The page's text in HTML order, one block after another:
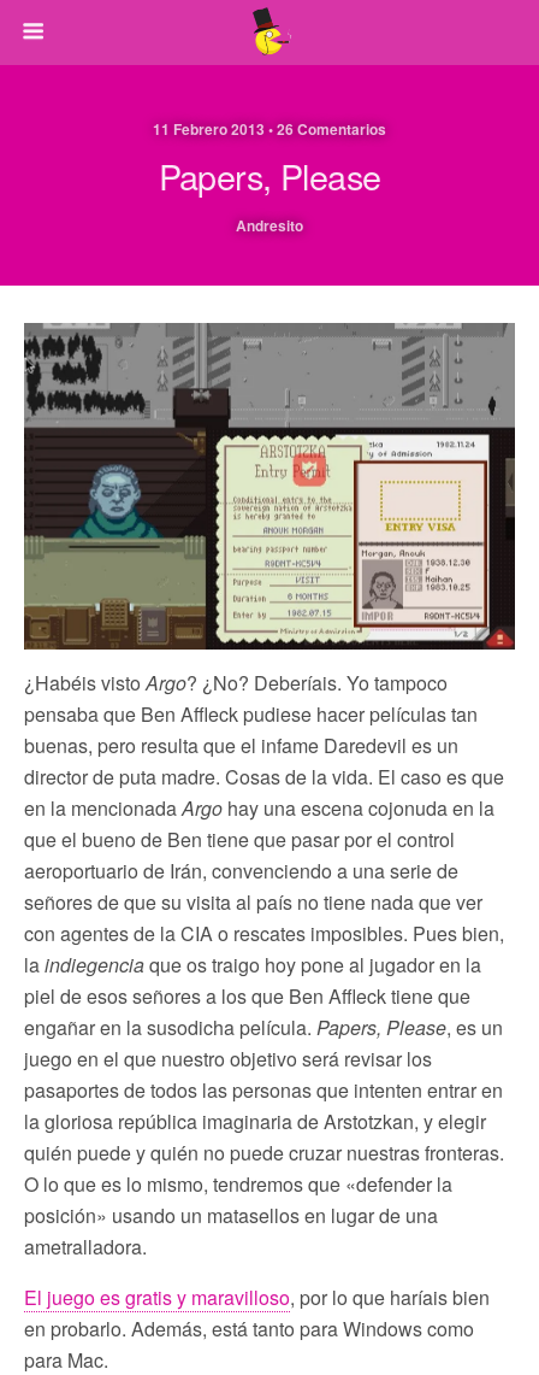
11 Febrero 2013 • 26 Comentarios
Papers, Please
Andresito
¿Habéis vistoArgo? ¿No? Deberíais. Yo tampoco
pensaba que Ben Affleck pudiese hacer películas tan
buenas, pero resulta que el infame Daredevil es un
director de puta madre. Cosas de la vida. El caso es que
en la mencionadaArgo hay una escena cojonuda en la
que el bueno de Ben tiene que pasar por el control
aeroportuario de Irán, convenciendo a una serie de
señores de que su visita al país no tiene nada que ver
con agentes de la CIA o rescates imposibles. Pues bien,
laindiegenciaque os traigo hoy pone al jugador en la
piel de esos señores a los que Ben Affleck tiene que
engañar en la susodicha película. Papers, Please, es un
juego en el que nuestro objetivo será revisar los
pasaportes de todos las personas que intenten entrar en
la gloriosa república imaginaria de Arstotzkan, y elegir
quién puede y quién no puede cruzar nuestras fronteras.
O lo que es lo mismo, tendremos que «defender la
posición» usando un matasellos en lugar de una
ametralladora.
El juego es gratis y maravilloso, por lo que haríais bien
en probarlo. Además, está tanto para Windows como
para Mac.